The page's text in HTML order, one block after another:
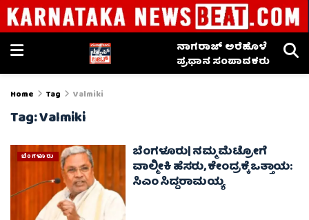
ನಾಗರಾಜ್ ಅರೆಹೊಳೆ
ಪ್ರಧಾನ ಸಂಪಾದಕರು
Home Tag Valmiki
Tag:Valmiki
ಬೆಂಗಳೂರು ಬೆಂಗಳೂರು| ನಮ್ಮ ಮೆಟ್ರೋಗೆ
ವಾಲ್ಮೀಕಿ ಹೆಸರು, ಕೇಂದ್ರಕ್ಕೆ ಒತ್ತಾಯ:
ಸಿಎಂ ಸಿದ್ದರಾಮಯ್ಯ